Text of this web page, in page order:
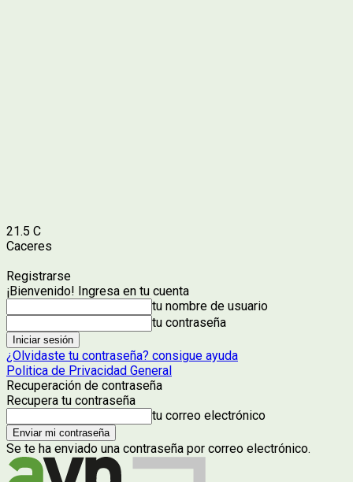
21.5 C
Caceres
Registrarse
¡Bienvenido! Ingresa en tu cuenta
tu nombre de usuario
tu contraseña
¿Olvidaste tu contraseña? consigue ayuda
Politica de Privacidad General
Recuperación de contraseña
Recupera tu contraseña
tu correo electrónico
Se te ha enviado una contraseña por correo electrónico.